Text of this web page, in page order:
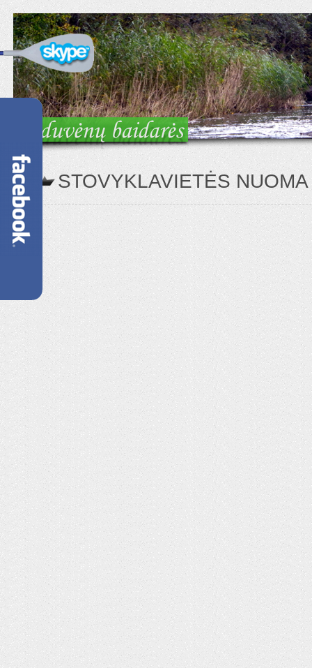
STOVYKLAVIETĖS NUOMA